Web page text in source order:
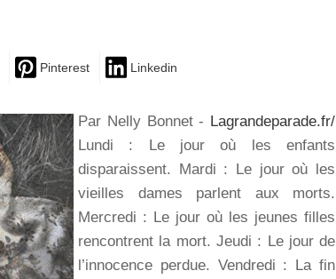
Pinterest Linkedin
Par Nelly Bonnet - Lagrandeparade.fr/
Lundi : Le jour où les enfants
disparaissent. Mardi : Le jour où les
vieilles dames parlent aux morts.
Mercredi : Le jour où les jeunes filles
rencontrent la mort. Jeudi : Le jour de
l’innocence perdue. Vendredi : La fin